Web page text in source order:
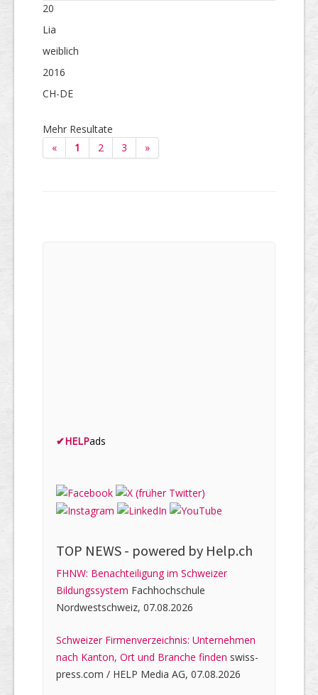
20
Lia
weiblich
2016
CH-DE
Mehr Resultate
«
1 2 3 »
✔HELPads
TOP NEWS - powered by Help.ch
FHNW: Benachteiligung im Schweizer
Bildungssystem Fachhochschule
Nordwestschweiz, 07.08.2026
Schweizer Firmenverzeichnis: Unternehmen
nach Kanton, Ort und Branche finden swiss-
press.com / HELP Media AG, 07.08.2026